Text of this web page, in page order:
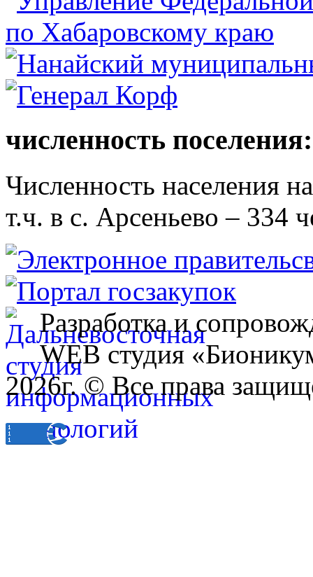
численность поселения:
Численность населения
т.ч. в с. Арсеньево – 334
Разработка и
WEB студия
2026г. © Все права